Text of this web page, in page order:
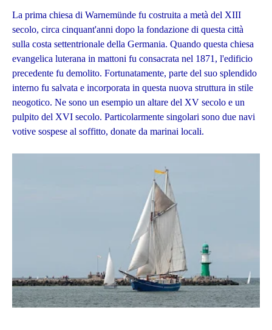
La prima chiesa di Warnemünde fu costruita a metà del XIII
secolo, circa cinquant'anni dopo la fondazione di questa città
sulla costa settentrionale della Germania. Quando questa chiesa
evangelica luterana in mattoni fu consacrata nel 1871, l'edificio
precedente fu demolito. Fortunatamente, parte del suo splendido
interno fu salvata e incorporata in questa nuova struttura in stile
neogotico. Ne sono un esempio un altare del XV secolo e un
pulpito del XVI secolo. Particolarmente singolari sono due navi
votive sospese al soffitto, donate da marinai locali.